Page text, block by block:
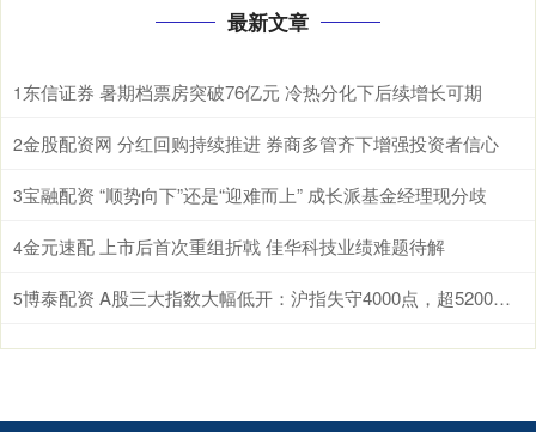
最新文章
1 东信证券 暑期档票房突破76亿元 冷热分化下后续增长可期
2金股配资网 分红回购持续推进 券商多管齐下增强投资者信心
3宝融配资 “顺势向下”还是“迎难而上” 成长派基金经理现分歧
4金元速配 上市后首次重组折戟 佳华科技业绩难题待解
5 博泰配资 A股三大指数大幅低开：沪指失守4000点，超5200股飘绿